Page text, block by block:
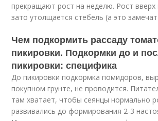
прекращают рост на неделю. Рост вверх
зато утолщается стебель (а это
Чем подкормить рассаду
пикировки. Подкормки до и
пикировки: специфика
До пикировки подкормка помидоров,
покупном грунте, не проводится.
там хватает, чтобы сеянцы нормально
развивались до формирования 2-3